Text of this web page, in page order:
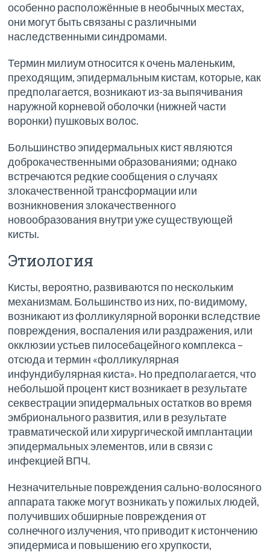
особенно расположённые в необычных местах,
они могут быть связаны с различными
наследственными синдромами.
Термин милиум относится к очень маленьким,
преходящим, эпидермальным кистам, которые, как
предполагается, возникают из-за выпячивания
наружной корневой оболочки (нижней части
воронки) пушковых волос.
Большинство эпидермальных кист являются
доброкачественными образованиями; однако
встречаются редкие сообщения о случаях
злокачественной трансформации или
возникновения злокачественного
новообразования внутри уже существующей
кисты.
Этиология
Кисты, вероятно, развиваются по нескольким
механизмам. Большинство из них, по-видимому,
возникают из фолликулярной воронки вследствие
повреждения, воспаления или раздражения, или
окклюзии устьев пилосебацейного комплекса –
отсюда и термин «фолликулярная
инфундибулярная киста». Но предполагается, что
небольшой процент кист возникает в результате
секвестрации эпидермальных остатков во время
эмбрионального развития, или в результате
травматической или хирургической имплантации
эпидермальных элементов, или в связи с
инфекцией ВПЧ.
Незначительные повреждения сально-волосяного
аппарата также могут возникать у пожилых людей,
получивших обширные повреждения от
солнечного излучения, что приводит к истончению
эпидермиса и повышению его хрупкости,